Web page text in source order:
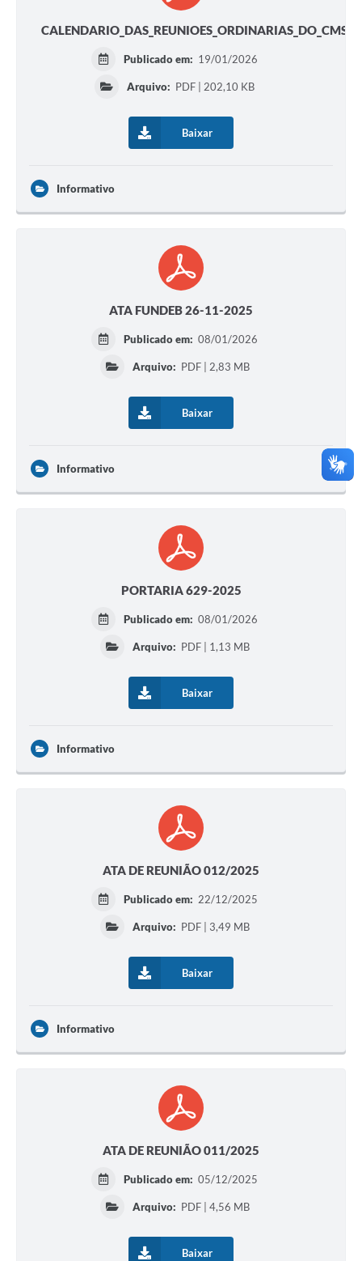
Publicado em: 19/01/2026
Arquivo: PDF | 202,10 KB
Baixar
Informativo
ATA FUNDEB 26-11-2025
Publicado em: 08/01/2026
Arquivo: PDF | 2,83 MB
Baixar
Informativo
PORTARIA 629-2025
Publicado em: 08/01/2026
Arquivo: PDF | 1,13 MB
Baixar
Informativo
ATA DE REUNIÃO 012/2025
Publicado em: 22/12/2025
Arquivo: PDF | 3,49 MB
Baixar
Informativo
ATA DE REUNIÃO 011/2025
Publicado em: 05/12/2025
Arquivo: PDF | 4,56 MB
Baixar